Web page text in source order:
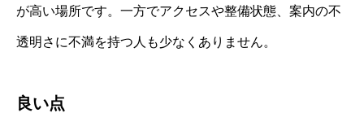
が高い場所です。一方でアクセスや整備状態、案内の不
透明さに不満を持つ人も少なくありません。
良い点